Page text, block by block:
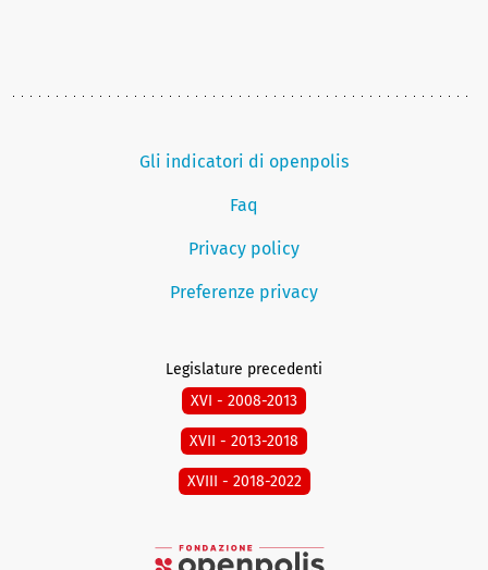
Gli indicatori di openpolis
Faq
Privacy policy
Preferenze privacy
Legislature precedenti
XVI - 2008-2013
XVII - 2013-2018
XVIII - 2018-2022